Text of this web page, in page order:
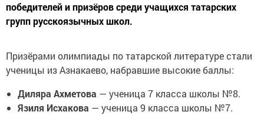
победителей и призёров среди учащихся татарских
групп русскоязычных школ.
Призёрами олимпиады по татарской литературе стали
ученицы из Азнакаево, набравшие высокие баллы:
Диляра Ахметова — ученица 7 класса школы №8.
Язиля Исхакова — ученица 9 класса школы №7.